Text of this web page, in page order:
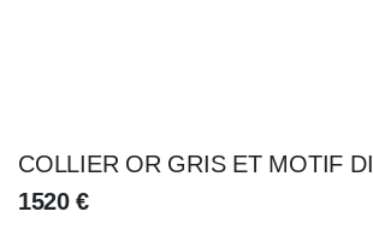
COLLIER OR GRIS ET MOTIF
1520 €